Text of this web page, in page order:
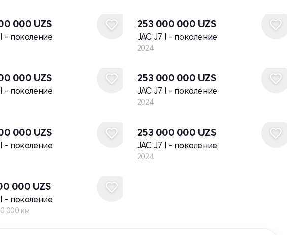
000 UZS
- поколение
253 000 000 UZS
JAC J7 I - поколение
2024
000 UZS
- поколение
253 000 000 UZS
JAC J7 I - поколение
2024
000 UZS
- поколение
253 000 000 UZS
JAC J7 I - поколение
2024
000 UZS
- поколение
000 км